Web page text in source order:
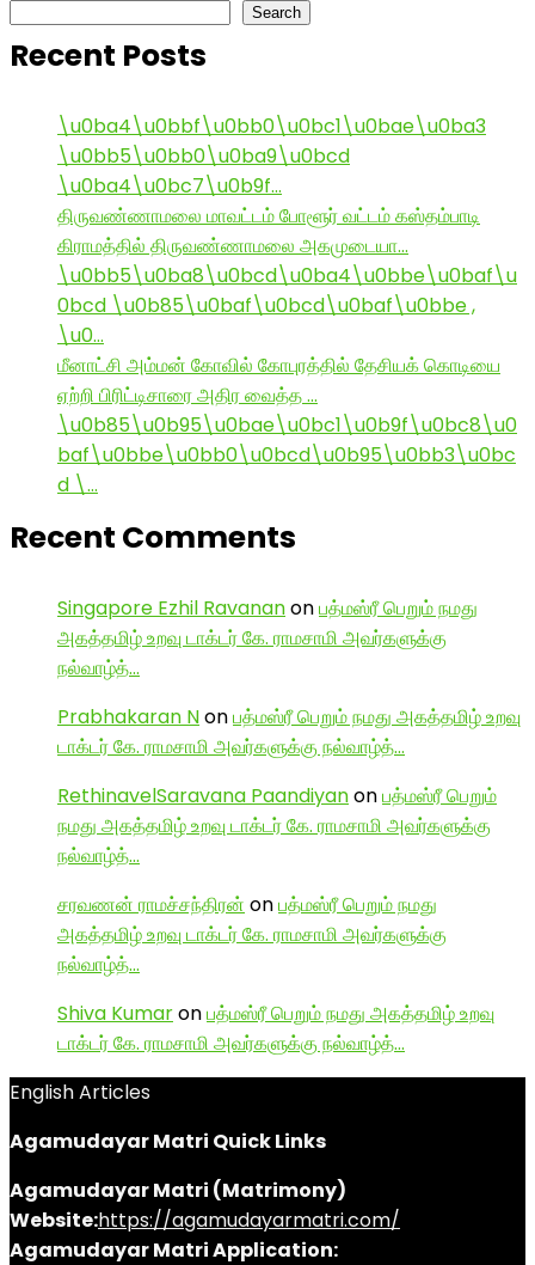
Search
Recent Posts
\u0ba4\u0bbf\u0bb0\u0bc1\u0bae\u0ba3
\u0bb5\u0bb0\u0ba9\u0bcd
\u0ba4\u0bc7\u0b9f…
திருவண்ணாமலை மாவட்டம் போளூர் வட்டம் கஸ்தம்பாடி
கிராமத்தில் திருவண்ணாமலை அகமுடையா…
\u0bb5\u0ba8\u0bcd\u0ba4\u0bbe\u0baf\u
0bcd \u0b85\u0baf\u0bcd\u0baf\u0bbe ,
\u0…
மீனாட்சி அம்மன் கோவில் கோபுரத்தில் தேசியக் கொடியை
ஏற்றி பிரிட்டிசாரை அதிர வைத்த …
\u0b85\u0b95\u0bae\u0bc1\u0b9f\u0bc8\u0
baf\u0bbe\u0bb0\u0bcd\u0b95\u0bb3\u0bc
d \…
Recent Comments
Singapore Ezhil Ravananonபத்மஸ்ரீ பெறும் நமது
அகத்தமிழ் உறவு டாக்டர் கே. ராமசாமி அவர்களுக்கு
நல்வாழ்த்…
Prabhakaran Nonபத்மஸ்ரீ பெறும் நமது அகத்தமிழ் உறவு
டாக்டர் கே. ராமசாமி அவர்களுக்கு நல்வாழ்த்…
RethinavelSaravana Paandiyanonபத்மஸ்ரீ பெறும்
நமது அகத்தமிழ் உறவு டாக்டர் கே. ராமசாமி அவர்களுக்கு
நல்வாழ்த்…
சரவணன் ராமச்சந்திரன் onபத்மஸ்ரீ பெறும் நமது
அகத்தமிழ் உறவு டாக்டர் கே. ராமசாமி அவர்களுக்கு
நல்வாழ்த்…
Shiva Kumaronபத்மஸ்ரீ பெறும் நமது அகத்தமிழ் உறவு
டாக்டர் கே. ராமசாமி அவர்களுக்கு நல்வாழ்த்…
English Articles
Agamudayar Matri Quick Links
Agamudayar Matri (Matrimony)
Website:https://agamudayarmatri.com/
Agamudayar Matri Application: